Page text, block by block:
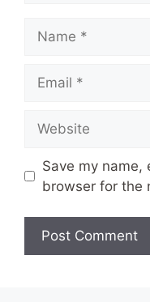
Save my name,
browser for the